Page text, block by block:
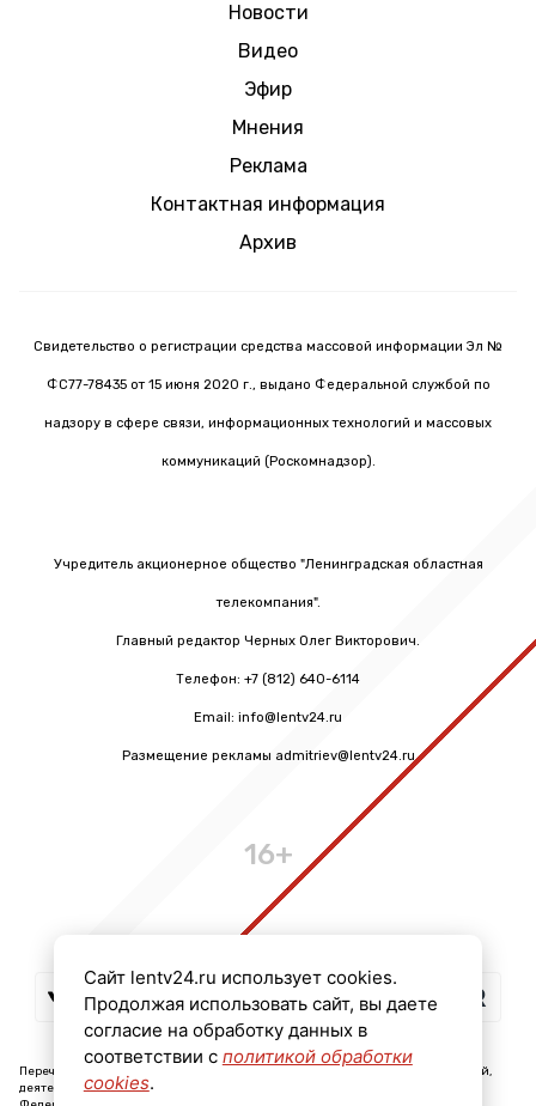
Новости
Видео
Эфир
Мнения
Реклама
Контактная информация
Архив
Свидетельство о регистрации средства массовой информации Эл №
ФС77-78435 от 15 июня 2020 г., выдано Федеральной службой по
надзору в сфере связи, информационных технологий и массовых
коммуникаций (Роскомнадзор).
Учредитель акционерное общество "Ленинградская областная
телекомпания".
Главный редактор Черных Олег Викторович.
Телефон: +7 (812) 640-6114
Email: info@lentv24.ru
Размещение рекламы admitriev@lentv24.ru
16+
Перечень иностранных и международных неправительственных организаций,
деятельность которых признана нежелательной на территории Российской
Сайт lentv24.ru использует cookies.
Продолжая использовать сайт, вы даете
согласие на обработку данных в
соответствии с политикой обработки
cookies.